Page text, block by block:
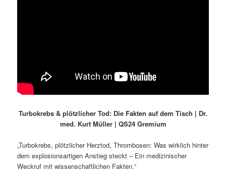
Turbokrebs & plötzlicher Tod: Die Fakten auf dem Tisch | Dr.
med. Kurt Müller | QS24 Gremium
„Turbokrebs, plötzlicher Herztod, Thrombosen: Was wirklich hinter
dem explosionsartigen Anstieg steckt – Ein medizinischer
Weckruf mit wissenschaftlichen Fakten.“